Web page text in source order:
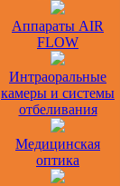
Аппараты AIR
FLOW
Интраоральные
камеры и системы
отбеливания
Медицинская
оптика